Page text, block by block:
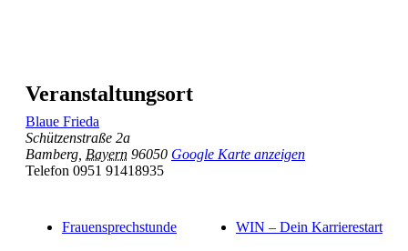
Veranstaltungsort
Blaue Frieda
Schützenstraße 2a
Bamberg Bayern 96050 Google Karte anzeigen
Telefon 0951 91418935
Frauensprechstunde WIN – Dein Karrierestart